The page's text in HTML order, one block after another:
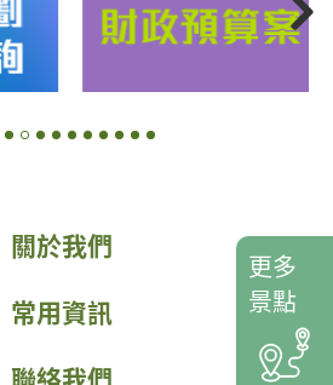
關於我們
常用資訊
聯絡我們
更多
景點